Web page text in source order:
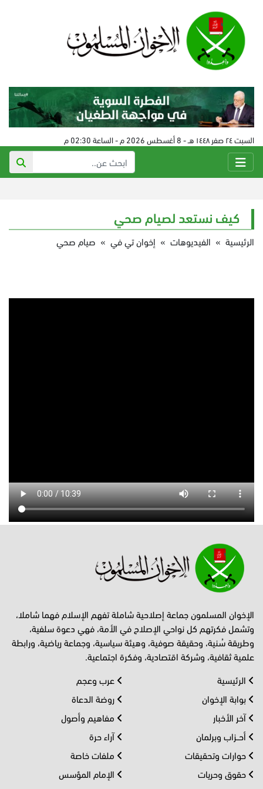
السبت ٢٤ صفر ١٤٤٨ هـ - 8 أغسطس 2026 م - الساعة 02:30 م
كيف نستعد لصيام صحي
الرئيسية » الفيديوهات » إخوان تي في » صيام صحي
الإخوان المسلمون جماعة إصلاحية شاملة تفهم الإسلام فهما شاملا،
وتشمل فكرتهم كل نواحي الإصلاح في الأمة، فهي دعوة سلفية،
وطريقة سُنية، وحقيقة صوفية، وهيئة سياسية، وجماعة رياضية، ورابطة
علمية ثقافية، وشركة اقتصادية، وفكرة اجتماعية.
الرئيسية
بوابة الإخوان
آخر الأخبار
أحــزاب وبرلمان
حوارات وتحقيقات
حقوق وحريات
عرب وعجم
روضة الدعاة
مفاهيم وأصول
آراء حرة
ملفات خاصة
الإمام المؤسس